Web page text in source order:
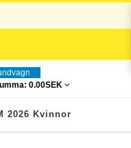
0.00SEK
2026 Kvinnor